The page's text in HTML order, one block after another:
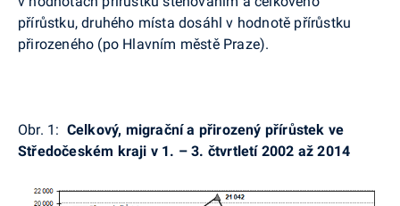
přírůstku, druhého místa dosáhl v hodnotě přírůstku
přirozeného (po Hlavním městě Praze).
Obr. 1: Celkový, migrační a přirozený přírůstek ve
Středočeském kraji v 1. – 3. čtvrtletí 2002 až 2014